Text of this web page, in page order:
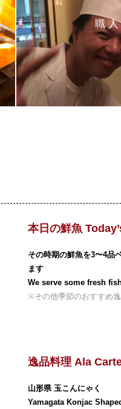
職 人
本日の鮮魚
その時期の鮮魚を3〜4品
ます
We serve some fresh
※その他季節のおすすめ
逸品料理 Ala
山形県 玉こんにゃく
Yamagata Konjac